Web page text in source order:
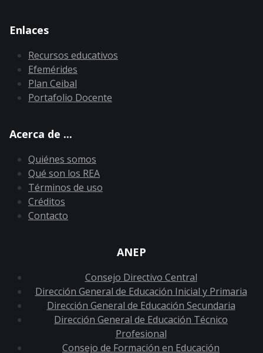
Enlaces
Recursos educativos
Efemérides
Plan Ceibal
Portafolio Docente
Acerca de ...
Quiénes somos
Qué son los REA
Términos de uso
Créditos
Contacto
ANEP
Consejo Directivo Central
Dirección General de Educación Inicial y Primaria
Dirección General de Educación Secundaria
Dirección General de Educación Técnico
Profesional
Consejo de Formación en Educación